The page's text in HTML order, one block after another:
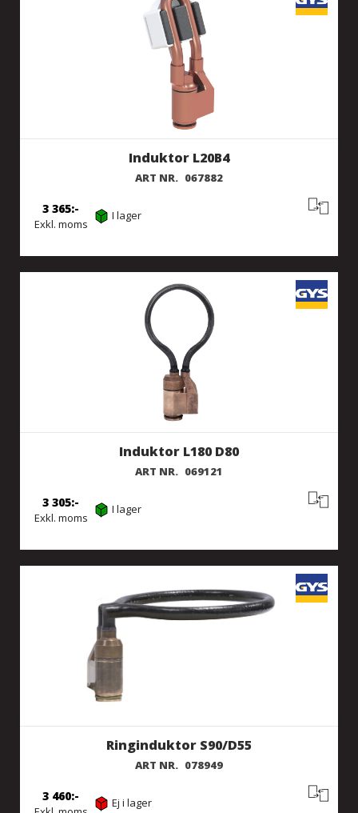
Induktor L20B4
ART NR. 067882
Exkl. moms
3 365 I lager
Induktor L180 D80
ART NR. 069121
Exkl. moms
3 305 I lager
Ringinduktor S90/D55
ART NR. 078949
3 460 Ej i lager